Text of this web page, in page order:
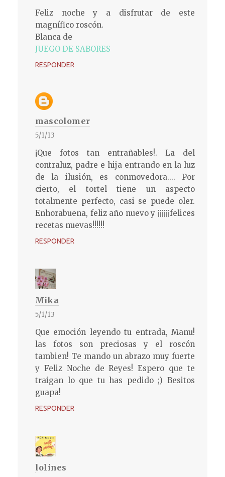
Feliz noche y a disfrutar de este
magnífico roscón.
Blanca de
JUEGO DE SABORES
RESPONDER
mascolomer
5/1/13
¡Que fotos tan entrañables!. La del
contraluz, padre e hija entrando en la luz
de la ilusión, es conmovedora.... Por
cierto, el tortel tiene un aspecto
totalmente perfecto, casi se puede oler.
Enhorabuena, feliz año nuevo y ¡¡¡¡¡¡felices
recetas nuevas!!!!!!
RESPONDER
Mika
5/1/13
Que emoción leyendo tu entrada, Manu!
las fotos son preciosas y el roscón
tambien! Te mando un abrazo muy fuerte
y Feliz Noche de Reyes! Espero que te
traigan lo que tu has pedido ;) Besitos
guapa!
RESPONDER
lolines